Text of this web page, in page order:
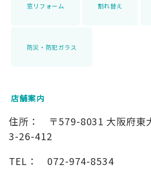
窓リフォーム 割れ替え
防災・防犯ガラス
店舗案内
住所： 〒579-8031 大阪府東
3-26-412
TEL：
072-974-8534